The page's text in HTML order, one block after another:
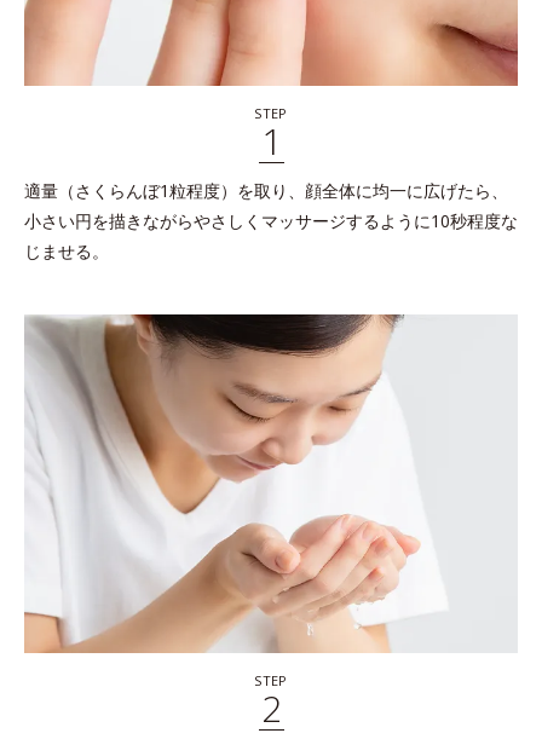
STEP
1
適量（さくらんぼ1粒程度）を取り、顔全体に均一に広げたら、
小さい円を描きながらやさしくマッサージするように10秒程度な
じませる。
STEP
2